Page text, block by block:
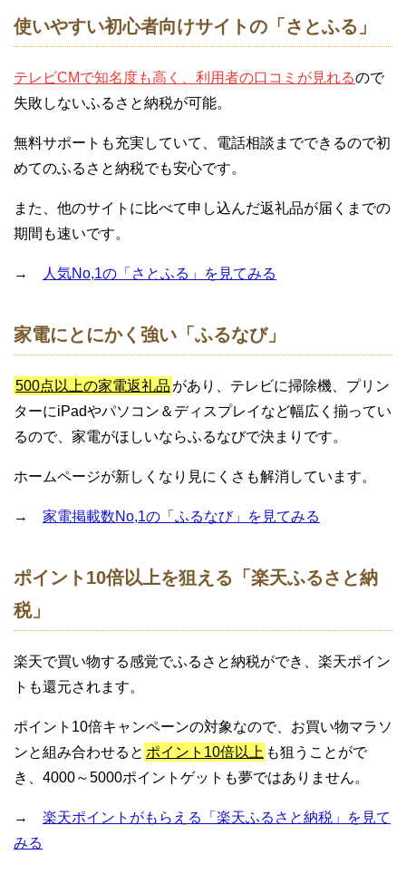
使いやすい初心者向けサイトの「さとふる」
テレビCMで知名度も高く、利用者の口コミが見れるので
失敗しないふるさと納税が可能。
無料サポートも充実していて、電話相談までできるので初
めてのふるさと納税でも安心です。
また、他のサイトに比べて申し込んだ返礼品が届くまでの
期間も速いです。
→ 人気No,1の「さとふる」を見てみる
家電にとにかく強い「ふるなび」
500点以上の家電返礼品 があり、テレビに掃除機、プリン
ターにiPadやパソコン＆ディスプレイなど幅広く揃ってい
るので、家電がほしいならふるなびで決まりです。
ホームページが新しくなり見にくさも解消しています。
→ 家電掲載数No,1の「ふるなび」を見てみる
ポイント10倍以上を狙える「楽天ふるさと納
税」
楽天で買い物する感覚でふるさと納税ができ、楽天ポイン
トも還元されます。
ポイント10倍キャンペーンの対象なので、お買い物マラソ
ンと組み合わせると ポイント10倍以上 も狙うことがで
き、4000～5000ポイントゲットも夢ではありません。
→ 楽天ポイントがもらえる「楽天ふるさと納税」を見て
みる